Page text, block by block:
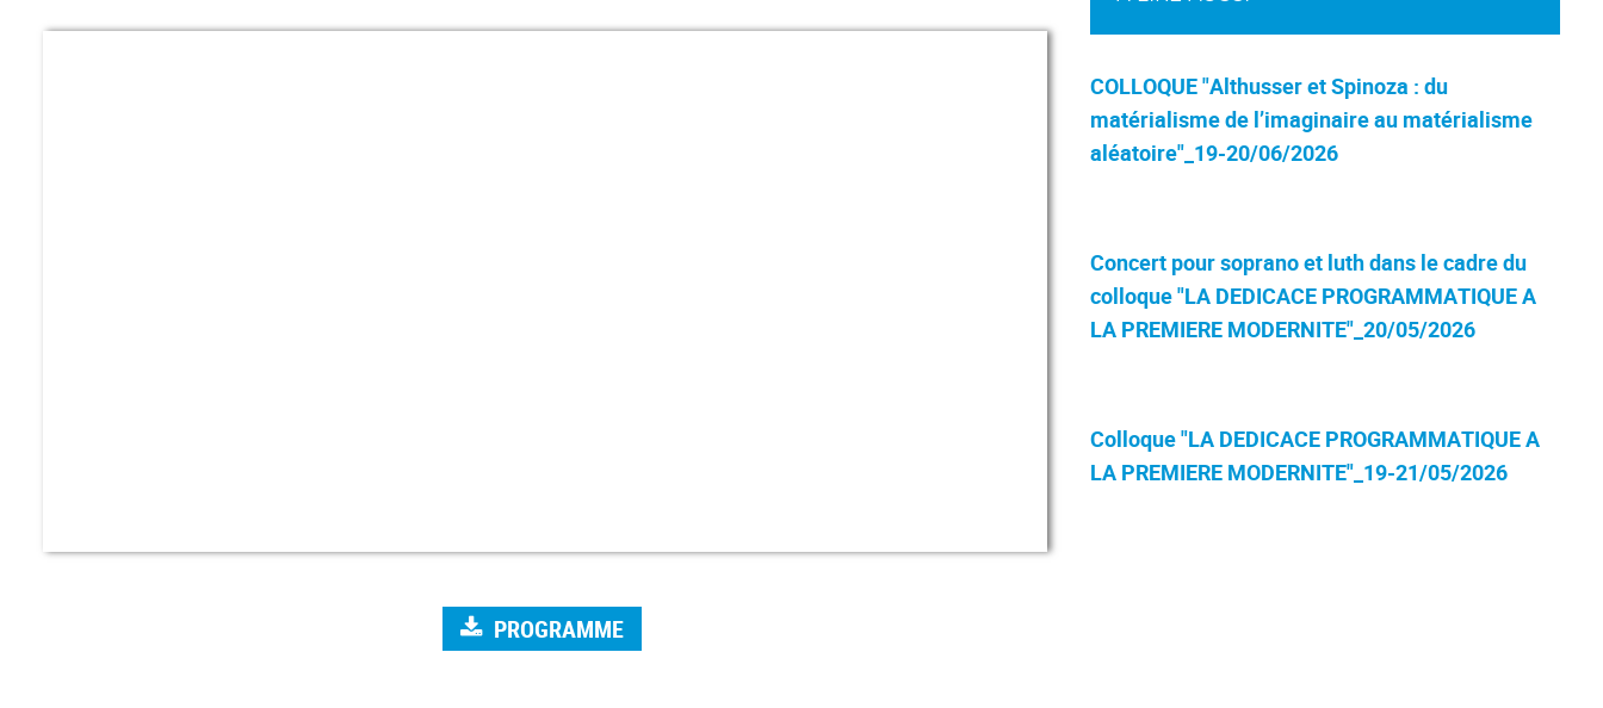
PROGRAMME
COLLOQUE "Althusser et Spinoza : du
matérialisme de l’imaginaire au matérialisme
aléatoire"_19-20/06/2026
Concert pour soprano et luth dans le cadre du
colloque "LA DEDICACE PROGRAMMATIQUE A
LA PREMIERE MODERNITE"_20/05/2026
Colloque "LA DEDICACE PROGRAMMATIQUE A
LA PREMIERE MODERNITE"_19-21/05/2026